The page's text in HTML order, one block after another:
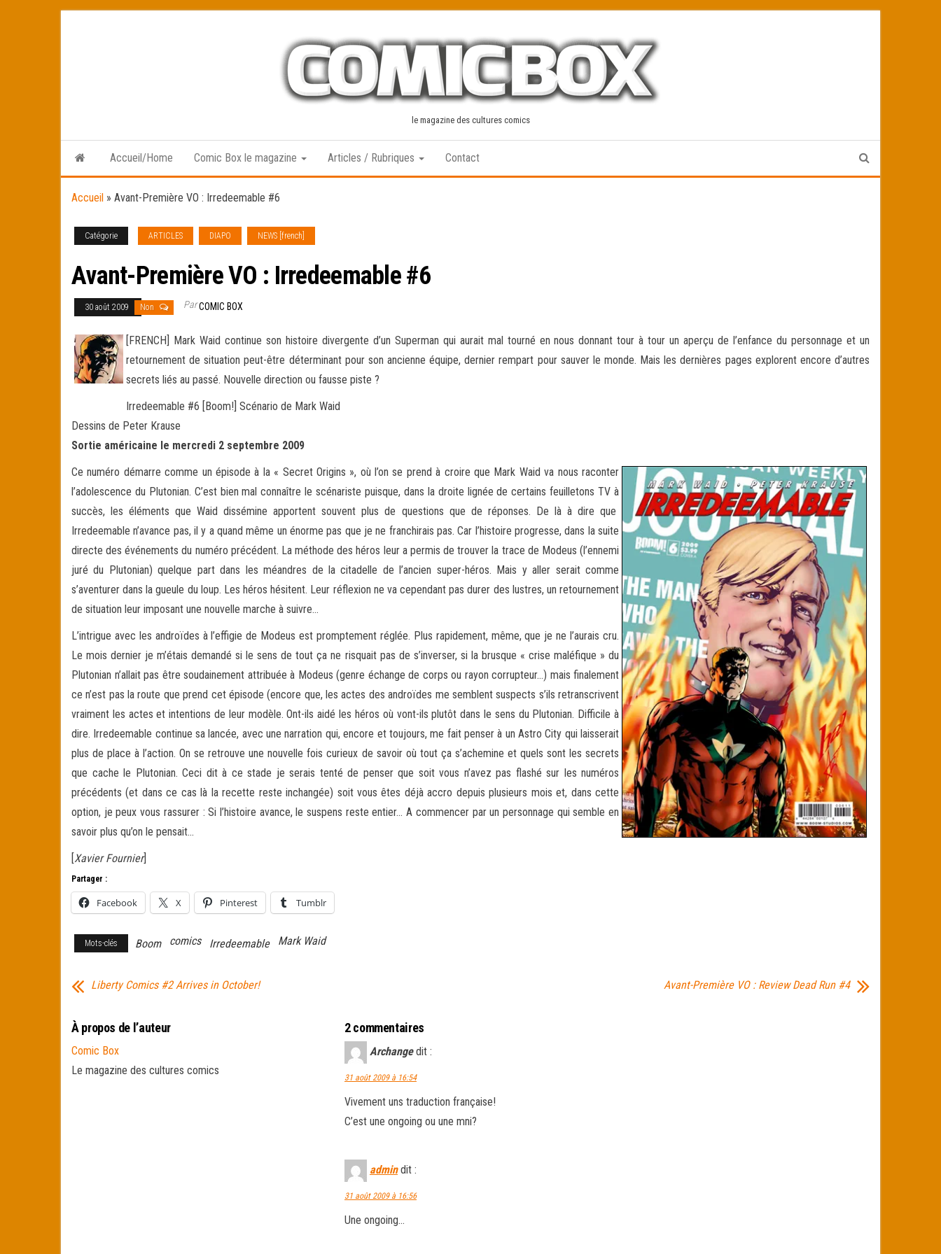
le magazine des cultures comics
Accueil/Home Comic Box le magazine Articles / Rubriques Contact
Accueil » Avant-Première VO : Irredeemable #6
Catégorie ARTICLES DIAPO NEWS [french]
Avant-Première VO : Irredeemable #6
30 août 2009 Non ParCOMIC BOX
[FRENCH] Mark Waid continue son histoire divergente d’un Superman qui aurait mal tourné en nous donnant tour à tour un aperçu de l’enfance du personnage et un
retournement de situation peut-être déterminant pour son ancienne équipe, dernier rempart pour sauver le monde. Mais les dernières pages explorent encore d’autres
secrets liés au passé. Nouvelle direction ou fausse piste ?
Irredeemable #6 [Boom!] Scénario de Mark Waid
Dessins de Peter Krause
Sortie américaine le mercredi 2 septembre 2009
Ce numéro démarre comme un épisode à la « Secret Origins », où l’on se prend à croire que Mark Waid va nous raconter
l’adolescence du Plutonian. C’est bien mal connaître le scénariste puisque, dans la droite lignée de certains feuilletons TV à
succès, les éléments que Waid dissémine apportent souvent plus de questions que de réponses. De là à dire que
Irredeemable n’avance pas, il y a quand même un énorme pas que je ne franchirais pas. Car l’histoire progresse, dans la suite
directe des événements du numéro précédent. La méthode des héros leur a permis de trouver la trace de Modeus (l’ennemi
juré du Plutonian) quelque part dans les méandres de la citadelle de l’ancien super-héros. Mais y aller serait comme
s’aventurer dans la gueule du loup. Les héros hésitent. Leur réflexion ne va cependant pas durer des lustres, un retournement
de situation leur imposant une nouvelle marche à suivre…
L’intrigue avec les androïdes à l’effigie de Modeus est promptement réglée. Plus rapidement, même, que je ne l’aurais cru.
Le mois dernier je m’étais demandé si le sens de tout ça ne risquait pas de s’inverser, si la brusque « crise maléfique » du
Plutonian n’allait pas être soudainement attribuée à Modeus (genre échange de corps ou rayon corrupteur…) mais finalement
ce n’est pas la route que prend cet épisode (encore que, les actes des androïdes me semblent suspects s’ils retranscrivent
vraiment les actes et intentions de leur modèle. Ont-ils aidé les héros où vont-ils plutôt dans le sens du Plutonian. Difficile à
dire. Irredeemable continue sa lancée, avec une narration qui, encore et toujours, me fait penser à un Astro City qui laisserait
plus de place à l’action. On se retrouve une nouvelle fois curieux de savoir où tout ça s’achemine et quels sont les secrets
que cache le Plutonian. Ceci dit à ce stade je serais tenté de penser que soit vous n’avez pas flashé sur les numéros
précédents (et dans ce cas là la recette reste inchangée) soit vous êtes déjà accro depuis plusieurs mois et, dans cette
option, je peux vous rassurer : Si l’histoire avance, le suspens reste entier… A commencer par un personnage qui semble en
savoir plus qu’on le pensait…
[Xavier Fournier]
Partager :
Facebook X Pinterest Tumblr
Mots-clés Boom comics Irredeemable Mark Waid
Liberty Comics #2 Arrives in October! Avant-Première VO : Review Dead Run #4
À propos de l’auteur
Comic Box
Le magazine des cultures comics
2 commentaires
Archange dit :
31 août 2009 à 16:54
Vivement uns traduction française!
C’est une ongoing ou une mni?
admin dit :
31 août 2009 à 16:56
Une ongoing…